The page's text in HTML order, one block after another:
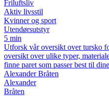
Friluftsliv
Aktiv livsstil
Kvinner og sport
Utendørsutstyr
5 min
Utforsk vår oversikt over tursko
oversikt over ulike typer,
finne paret som passer best til
Alexander Bråten
Alexander
Bråten